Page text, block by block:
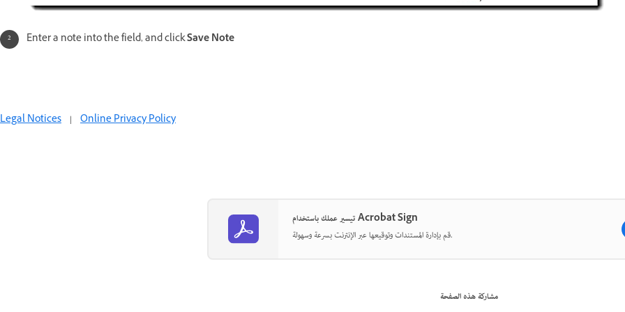
Enter a note into the field, and clickSave Note
Legal Notices | Online Privacy Policy
تيسير عملك باستخدام Acrobat Sign
قم بإدارة المستندات وتوقيعها عبر الإنترنت بسرعة وسهولة.
مشاركة هذه الصفحة